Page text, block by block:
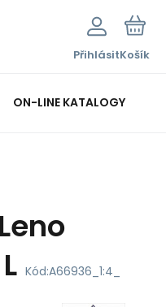
PřihlásitKošík
ON-LINE KATALOGY
Kód:A66936_1:4_